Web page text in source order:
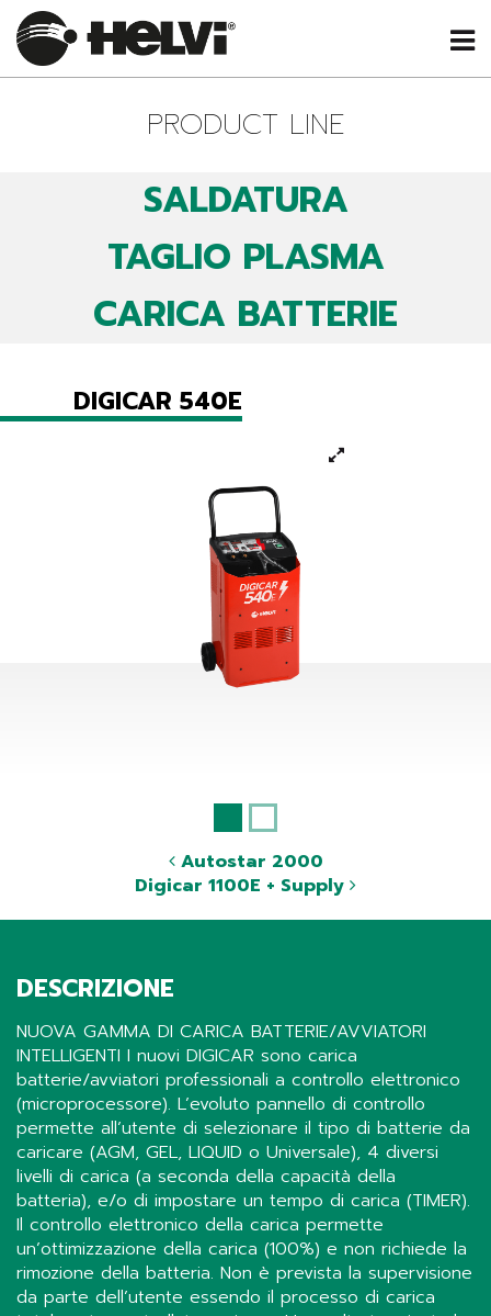
PRODUCT LINE
SALDATURA
TAGLIO PLASMA
CARICA BATTERIE
DIGICAR 540E
Autostar 2000
Digicar 1100E + Supply
DESCRIZIONE
NUOVA GAMMA DI CARICA BATTERIE/AVVIATORI
INTELLIGENTI I nuovi DIGICAR sono carica
batterie/avviatori professionali a controllo elettronico
(microprocessore). L’evoluto pannello di controllo
permette all’utente di selezionare il tipo di batterie da
caricare (AGM, GEL, LIQUID o Universale), 4 diversi
livelli di carica (a seconda della capacità della
batteria), e/o di impostare un tempo di carica (TIMER).
Il controllo elettronico della carica permette
un’ottimizzazione della carica (100%) e non richiede la
rimozione della batteria. Non è prevista la supervisione
da parte dell’utente essendo il processo di carica